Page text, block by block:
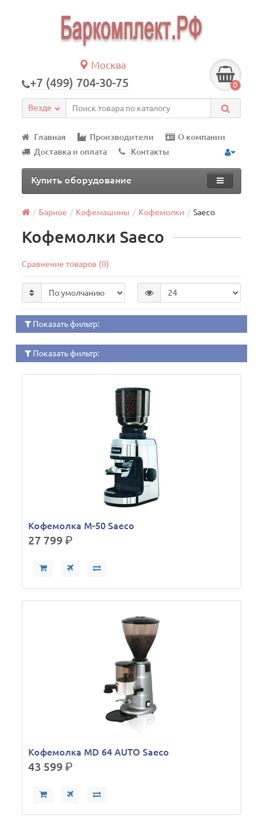
Москва
+7 (499) 704-30-75 0
Везде
Главная Производители
О компании
Доставка и оплата
Контакты
Купить оборудование
Барное Кофемашины Кофемолки Saeco
Кофемолки Saeco
Сравнение товаров (0)
Показать фильтр:
Показать фильтр:
Кофемолка M-50 Saeco
27 799р.
Кофемолка MD 64 AUTO Saeco
43 599р.